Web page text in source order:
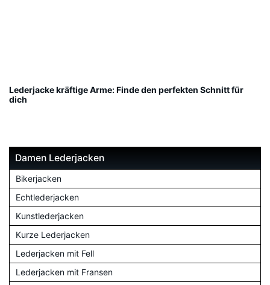
Lederjacke kräftige Arme: Finde den perfekten Schnitt für
dich
Damen Lederjacken
Bikerjacken
Echtlederjacken
Kunstlederjacken
Kurze Lederjacken
Lederjacken mit Fell
Lederjacken mit Fransen